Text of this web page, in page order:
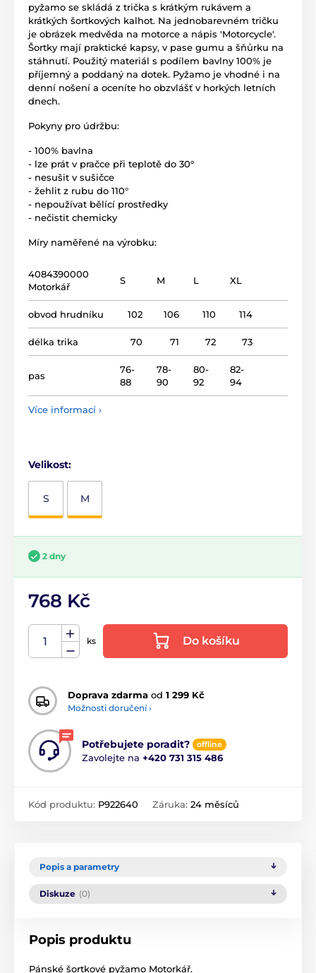
pyžamo se skládá z trička s krátkým rukávem a
krátkých šortkových kalhot. Na jednobarevném tričku
je obrázek medvěda na motorce a nápis 'Motorcycle'.
Šortky mají praktické kapsy, v pase gumu a šňůrku na
stáhnutí. Použitý materiál s podílem bavlny 100% je
příjemný a poddaný na dotek. Pyžamo je vhodné i na
denní nošení a oceníte ho obzvlášť v horkých letních
dnech.
Pokyny pro údržbu:
- 100% bavlna
- lze prát v pračce při teplotě do 30°
- nesušit v sušičce
- žehlit z rubu do 110°
- nepoužívat bělící prostředky
- nečistit chemicky
Míry naměřené na výrobku:
4084390000
Motorkář
S M L XL
obvod hrudníku 102 106 110 114
délka trika 70 71 72 73
pas
76-
88
78-
90
80-
92
82-
94
Více informací ›
Velikost:
S M
2 dny
768 Kč
ks Do košíku
Doprava zdarma od 1 299 Kč
Možnosti doručení ›
Potřebujete poradit? offline
Zavolejte na +420 731 315 486
Kód produktu: P922640 Záruka: 24 měsíců
Popis a parametry
Diskuze (0)
Popis produktu
Pánské šortkové pyžamo Motorkář.